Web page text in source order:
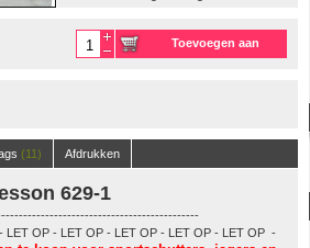
Toevoegen aan
(11) Afdrukken
629-1
LET OP - LET OP - LET OP - LET OP - LET OP -